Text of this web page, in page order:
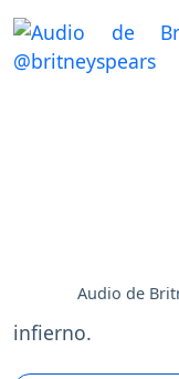
Audio de
infierno.